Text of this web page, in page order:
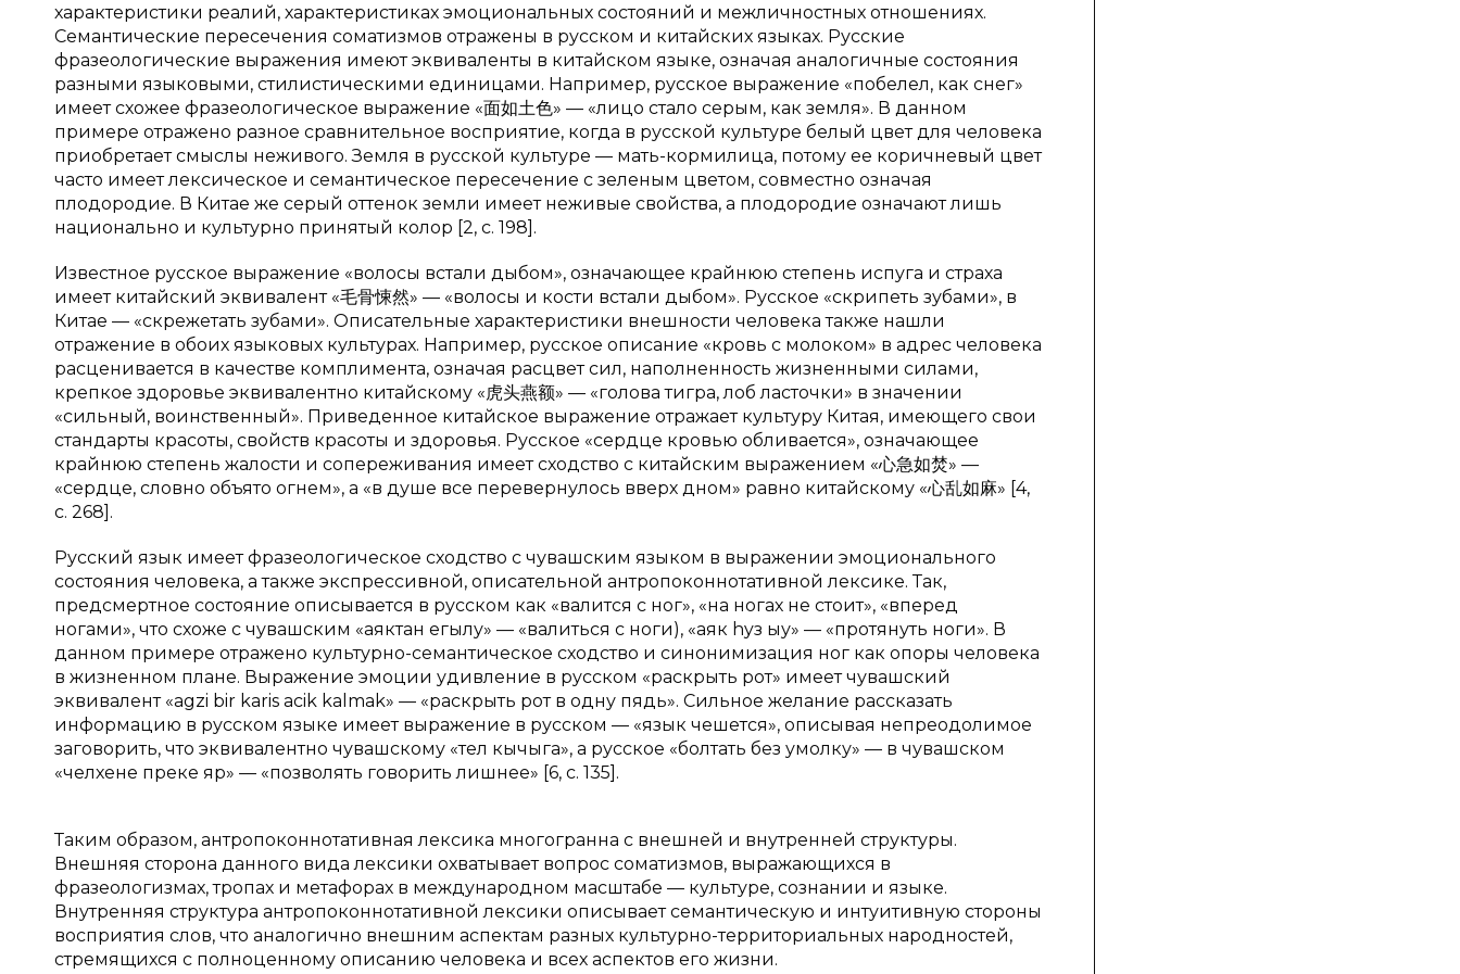
характеристики реалий, характеристиках эмоциональных состояний и межличностных отношениях.
Семантические пересечения соматизмов отражены в русском и китайских языках. Русские
фразеологические выражения имеют эквиваленты в китайском языке, означая аналогичные состояния
разными языковыми, стилистическими единицами. Например, русское выражение «побелел, как снег»
имеет схожее фразеологическое выражение «面如土色» — «лицо стало серым, как земля». В данном
примере отражено разное сравнительное восприятие, когда в русской культуре белый цвет для человека
приобретает смыслы неживого. Земля в русской культуре — мать-кормилица, потому ее коричневый цвет
часто имеет лексическое и семантическое пересечение с зеленым цветом, совместно означая
плодородие. В Китае же серый оттенок земли имеет неживые свойства, а плодородие означают лишь
национально и культурно принятый колор [2, с. 198].
Известное русское выражение «волосы встали дыбом», означающее крайнюю степень испуга и страха
имеет китайский эквивалент «毛骨悚然» — «волосы и кости встали дыбом». Русское «скрипеть зубами», в
Китае — «скрежетать зубами». Описательные характеристики внешности человека также нашли
отражение в обоих языковых культурах. Например, русское описание «кровь с молоком» в адрес человека
расценивается в качестве комплимента, означая расцвет сил, наполненность жизненными силами,
крепкое здоровье эквивалентно китайскому «虎头燕额» — «голова тигра, лоб ласточки» в значении
«сильный, воинственный». Приведенное китайское выражение отражает культуру Китая, имеющего свои
стандарты красоты, свойств красоты и здоровья. Русское «сердце кровью обливается», означающее
крайнюю степень жалости и сопереживания имеет сходство с китайским выражением «心急如焚» —
«сердце, словно объято огнем», а «в душе все перевернулось вверх дном» равно китайскому «心乱如麻» [4,
с. 268].
Русский язык имеет фразеологическое сходство с чувашским языком в выражении эмоционального
состояния человека, а также экспрессивной, описательной антропоконнотативной лексике. Так,
предсмертное состояние описывается в русском как «валится с ног», «на ногах не стоит», «вперед
ногами», что схоже с чувашским «аяктан егылу» — «валиться с ноги), «аяк hyз ыу» — «протянуть ноги». В
данном примере отражено культурно-семантическое сходство и синонимизация ног как опоры человека
в жизненном плане. Выражение эмоции удивление в русском «раскрыть рот» имеет чувашский
эквивалент «agzi bir karis acik kalmak» — «раскрыть рот в одну пядь». Сильное желание рассказать
информацию в русском языке имеет выражение в русском — «язык чешется», описывая непреодолимое
заговорить, что эквивалентно чувашскому «тел кычыга», а русское «болтать без умолку» — в чувашском
«челхене преке яр» — «позволять говорить лишнее» [6, с. 135].
Таким образом, антропоконнотативная лексика многогранна с внешней и внутренней структуры.
Внешняя сторона данного вида лексики охватывает вопрос соматизмов, выражающихся в
фразеологизмах, тропах и метафорах в международном масштабе — культуре, сознании и языке.
Внутренняя структура антропоконнотативной лексики описывает семантическую и интуитивную стороны
восприятия слов, что аналогично внешним аспектам разных культурно-территориальных народностей,
стремящихся с полноценному описанию человека и всех аспектов его жизни.